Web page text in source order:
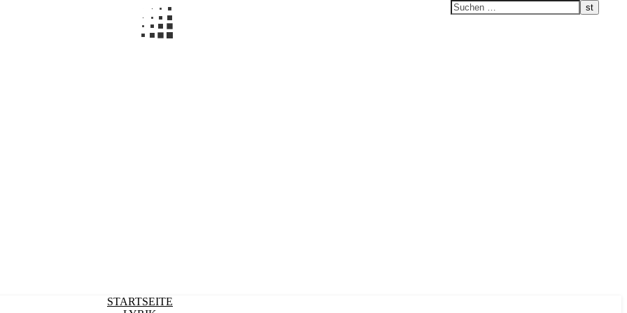
STARTSEITE